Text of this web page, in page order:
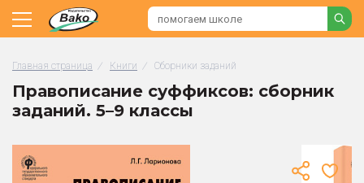
Главная страница / Книги / Сборники заданий
Правописание суффиксов: cборник
заданий. 5–9 классы